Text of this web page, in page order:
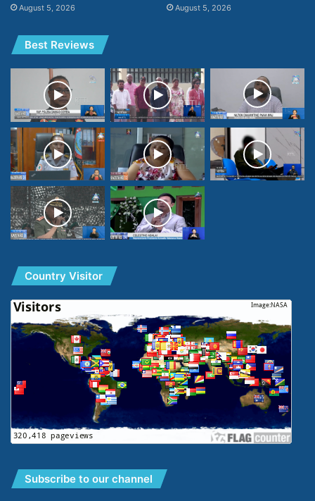
August 5, 2026 August 5, 2026
Best Reviews
Country Visitor
Subscribe to our channel